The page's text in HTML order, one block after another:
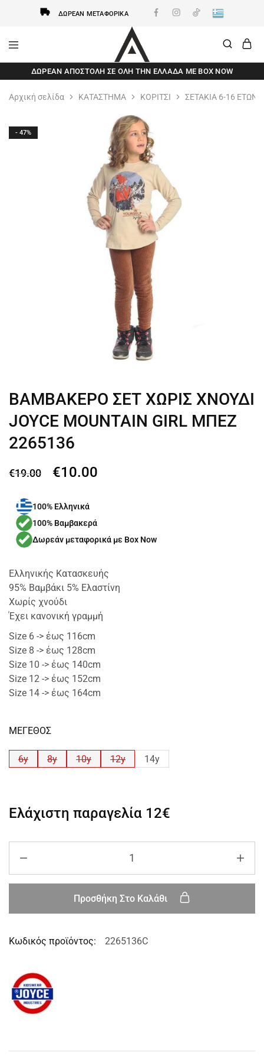
ΔΩΡΕΆΝ ΜΕΤΑΦΟΡΙΚΆ
AxidWear
Παιδικά
,
,
Ανδρικά
ΔΩΡΕΆΝ ΑΠΟΣΤΟΛΗ ΣΕ ΌΛΗ ΤΗΝ ΕΛΛΆΔΑ ΜΕ BOX NOW
Αρχική σελίδα ΚΑΤΑΣΤΗΜΑ ΚΟΡΙΤΣΙ ΣΕΤΑΚΙΑ 6-16 ΕΤΩΝ
- 47%
ΒΑΜΒΑΚΕΡΟ ΣΕΤ ΧΩΡΙΣ ΧΝΟΥΔΙ
JOYCE MOUNTAIN GIRL ΜΠΕΖ
2265136
€19.00 €10.00
100% Ελληνικά
100% Βαμβακερά
Δωρεάν μεταφορικά με Box Now
Ελληνικής Κατασκευής
95% Βαμβάκι 5% Ελαστίνη
Χωρίς χνούδι
Έχει κανονική γραμμή
Size 6 -> έως 116cm
Size 8 -> έως 128cm
Size 10 -> έως 140cm
Size 12 -> έως 152cm
Size 14 -> έως 164cm
ΜΕΓΕΘΟΣ
6y 8y 10y 12y 14y
Ελάχιστη παραγελία 12€
Προσθήκη Στο Καλάθι
Κωδικός προϊόντος: 2265136C